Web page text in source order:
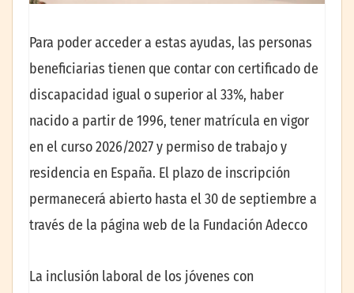
Para poder acceder a estas ayudas, las personas
beneficiarias tienen que contar con certificado de
discapacidad igual o superior al 33%, haber
nacido a partir de 1996, tener matrícula en vigor
en el curso 2026/2027 y permiso de trabajo y
residencia en España. El plazo de inscripción
permanecerá abierto hasta el 30 de septiembre a
través de la página web de la Fundación Adecco
La inclusión laboral de los jóvenes con